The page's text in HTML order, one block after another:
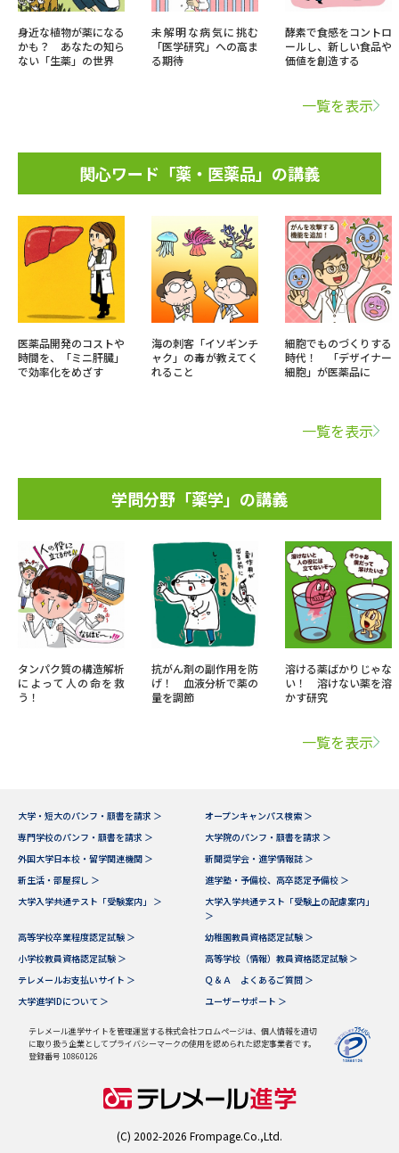
身近な植物が薬になる
かも？ あなたの知ら
ない「生薬」の世界
未解明な病気に挑む
「医学研究」への高ま
る期待
酵素で食感をコントロ
ールし、新しい食品や
価値を創造する
一覧を表示
関心ワード「薬・医薬品」の講義
医薬品開発のコストや
時間を、「ミニ肝臓」
で効率化をめざす
海の刺客「イソギンチ
ャク」の毒が教えてく
れること
細胞でものづくりする
時代！ 「デザイナー
細胞」が医薬品に
一覧を表示
学問分野「薬学」の講義
タンパク質の構造解析
によって人の命を救
う！
抗がん剤の副作用を防
げ！ 血液分析で薬の
量を調節
溶ける薬ばかりじゃな
い！ 溶けない薬を溶
かす研究
一覧を表示
大学・短大のパンフ・願書を請求 ＞
オープンキャンパス検索 ＞
専門学校のパンフ・願書を請求 ＞
大学院のパンフ・願書を請求 ＞
外国大学日本校・留学関連機関 ＞
新聞奨学会・進学情報誌 ＞
新生活・部屋探し ＞
進学塾・予備校、高卒認定予備校 ＞
大学入学共通テスト「受験案内」 ＞
大学入学共通テスト「受験上の配慮案内」
＞
高等学校卒業程度認定試験 ＞
幼稚園教員資格認定試験 ＞
小学校教員資格認定試験 ＞
高等学校（情報）教員資格認定試験 ＞
テレメールお支払いサイト ＞
Ｑ＆Ａ よくあるご質問 ＞
大学進学IDについて ＞
ユーザーサポート ＞
テレメール進学サイトを管理運営する株式会社フロムページは、個人情報を適切
に取り扱う企業としてプライバシーマークの使用を認められた認定事業者です。
登録番号 10860126
(C) 2002-2026 Frompage.Co.,Ltd.